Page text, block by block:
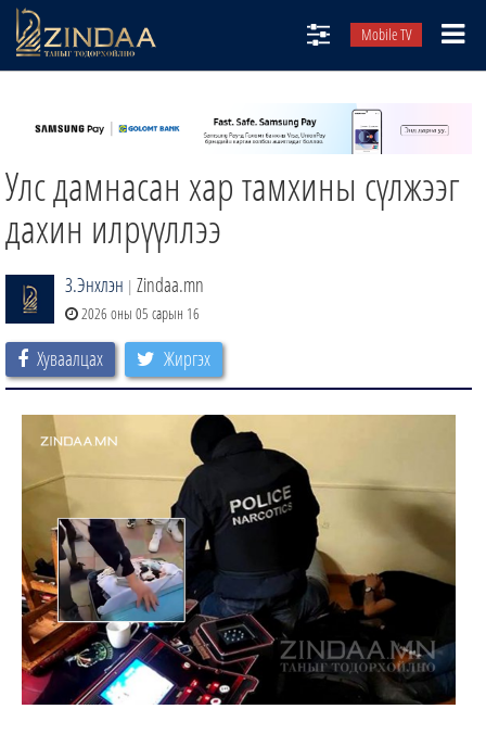
Mobile TV
ТВ8
ӨГЛӨӨНИЙ СОНИН
АУДИО ЗОХИОЛ
ЗИНДАА СЭТГҮҮЛ
Улс дамнасан хар тамхины сүлжээг
дахин илрүүллээ
З.Энхлэн | Zindaa.mn
2026 оны 05 сарын 16
Хуваалцах Жиргэх